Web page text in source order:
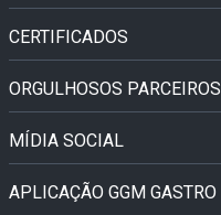
CERTIFICADOS
ORGULHOSOS PARCEIROS
MÍDIA SOCIAL
APLICAÇÃO GGM GASTRO